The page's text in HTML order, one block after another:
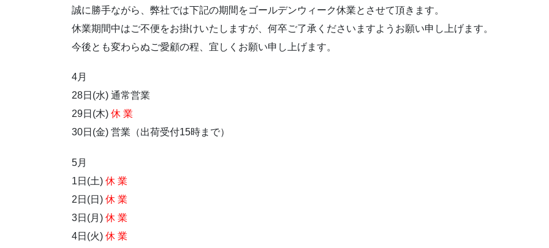
誠に勝手ながら、弊社では下記の期間をゴールデンウィーク休業とさせて頂きます。
休業期間中はご不便をお掛けいたしますが、何卒ご了承くださいますようお願い申し上げます。
今後とも変わらぬご愛顧の程、宜しくお願い申し上げます。
4月
28日(水) 通常営業
29日(木) 休 業
30日(金) 営業（出荷受付15時まで）
5月
1日(土) 休 業
2日(日) 休 業
3日(月) 休 業
4日(火) 休 業